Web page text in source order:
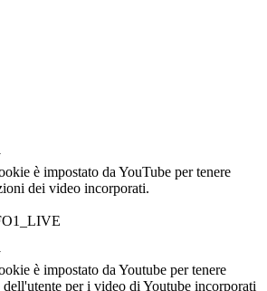
è impostato da YouTube per tenere
dei video incorporati.
è impostato da Youtube per tenere
dell'utente per i video di Youtube incorporati